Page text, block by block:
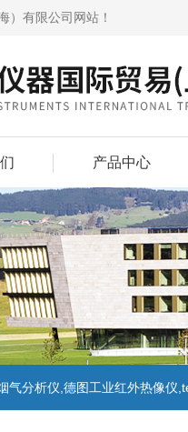
）有限公司网站！
产品中心
气分析仪,德图工业红外热像仪